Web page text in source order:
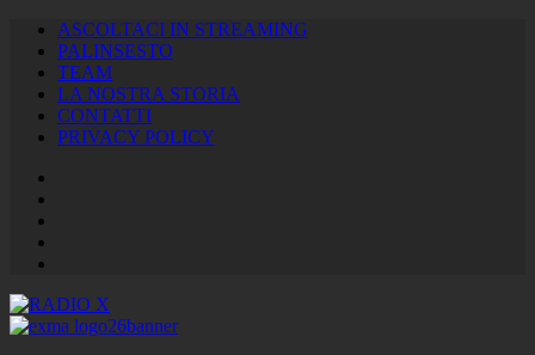
ASCOLTACI IN STREAMING
PALINSESTO
TEAM
LA NOSTRA STORIA
CONTATTI
PRIVACY POLICY